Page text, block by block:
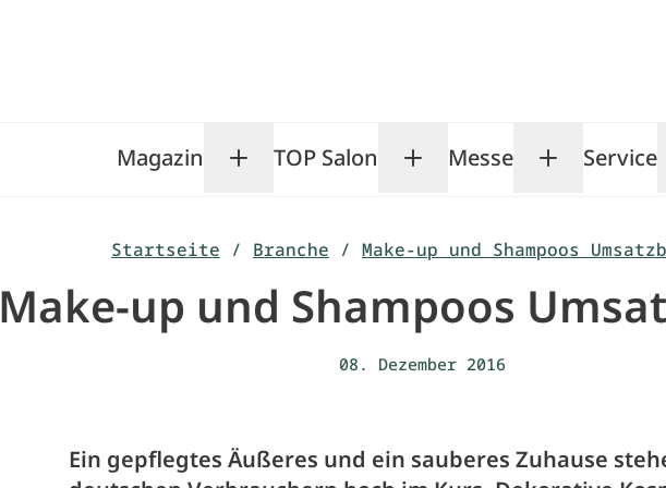
Magazin Toggle Magazin submenu
TOP Salon Toggle TOP Salon
Messe ToggleService
Startseite / Branche / Make-up und Shampoos
Make-up und Shampoos
08. Dezember 2016
Ein gepflegtes Äußeres und ein sauberes Zuhause